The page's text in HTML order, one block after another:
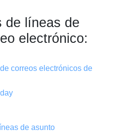
de líneas de
electrónico:
correos electrónicos de
de asunto